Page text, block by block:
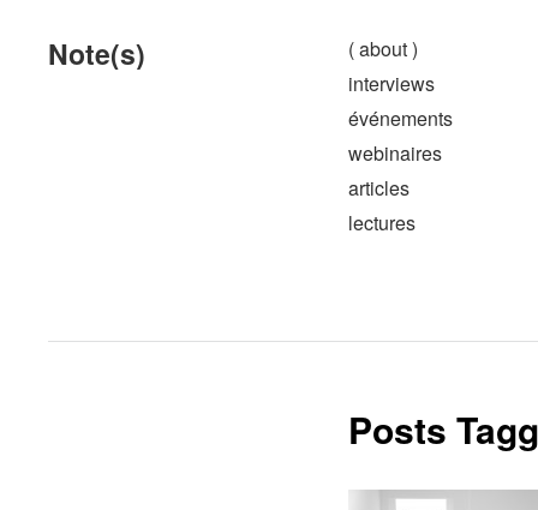
Note(s)
( about )
interviews
événements
webinaires
articles
lectures
Posts